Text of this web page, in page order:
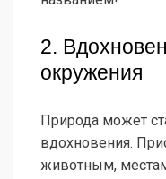
2.
окружения
Природа может
вдохновения.
животным,